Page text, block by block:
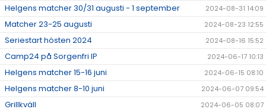
Helgens matcher 30/31 augusti - 1 september 2024-08-31 14:09
Matcher 23-25 augusti 2024-08-23 12:55
Seriestart hösten 2024 2024-08-16 15:52
Camp24 på Sorgenfri IP 2024-06-17 10:13
Helgens matcher 15-16 juni 2024-06-15 08:10
Helgens matcher 8-10 juni 2024-06-07 09:54
Grillkväll 2024-06-05 08:07